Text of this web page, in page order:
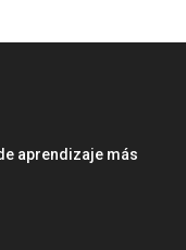
aprendizaje más